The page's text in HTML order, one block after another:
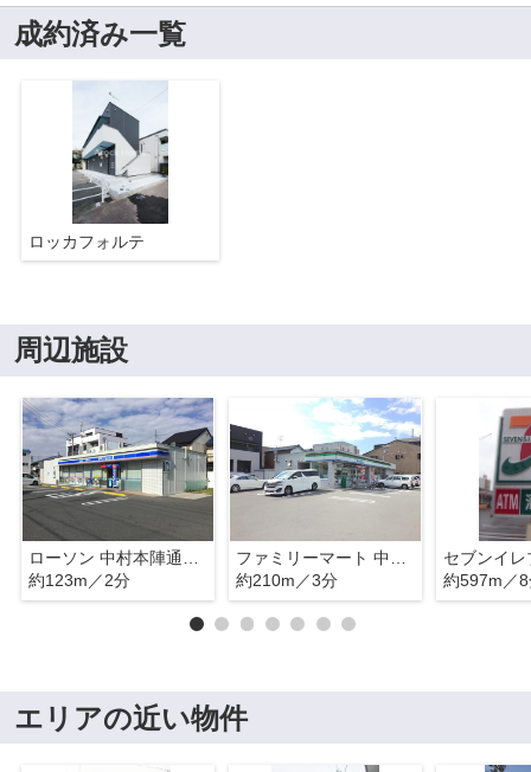
成約済み一覧
ロッカフォルテ
周辺施設
ローソン 中村本陣通五丁目店
約123m／2分
ファミリーマート 中村公園北口店
約210m／3分
約597m／
エリアの近い物件